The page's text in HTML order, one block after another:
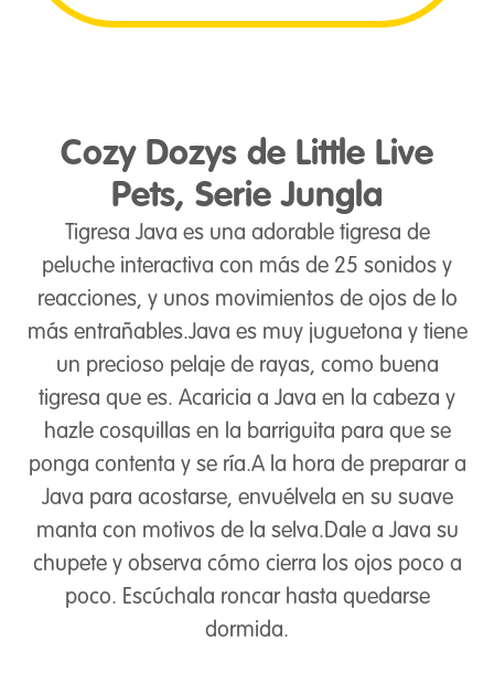
Cozy Dozys de Little Live
Pets, Serie Jungla
Tigresa Java es una adorable tigresa de
peluche interactiva con más de 25 sonidos y
reacciones, y unos movimientos de ojos de lo
más entrañables.Java es muy juguetona y tiene
un precioso pelaje de rayas, como buena
tigresa que es. Acaricia a Java en la cabeza y
hazle cosquillas en la barriguita para que se
ponga contenta y se ría.A la hora de preparar a
Java para acostarse, envuélvela en su suave
manta con motivos de la selva.Dale a Java su
chupete y observa cómo cierra los ojos poco a
poco. Escúchala roncar hasta quedarse
dormida.